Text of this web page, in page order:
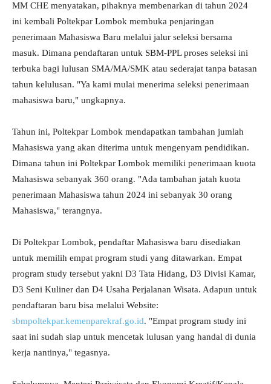
MM CHE menyatakan, pihaknya membenarkan di tahun 2024
ini kembali Poltekpar Lombok membuka penjaringan
penerimaan Mahasiswa Baru melalui jalur seleksi bersama
masuk. Dimana pendaftaran untuk SBM-PPL proses seleksi ini
terbuka bagi lulusan SMA/MA/SMK atau sederajat tanpa batasan
tahun kelulusan. "Ya kami mulai menerima seleksi penerimaan
mahasiswa baru," ungkapnya.
Tahun ini, Poltekpar Lombok mendapatkan tambahan jumlah
Mahasiswa yang akan diterima untuk mengenyam pendidikan.
Dimana tahun ini Poltekpar Lombok memiliki penerimaan kuota
Mahasiswa sebanyak 360 orang. "Ada tambahan jatah kuota
penerimaan Mahasiswa tahun 2024 ini sebanyak 30 orang
Mahasiswa," terangnya.
Di Poltekpar Lombok, pendaftar Mahasiswa baru disediakan
untuk memilih empat program studi yang ditawarkan. Empat
program study tersebut yakni D3 Tata Hidang, D3 Divisi Kamar,
D3 Seni Kuliner dan D4 Usaha Perjalanan Wisata. Adapun untuk
pendaftaran baru bisa melalui Website:
sbmpoltekpar.kemenparekraf.go.id. "Empat program study ini
saat ini sudah siap untuk mencetak lulusan yang handal di dunia
kerja nantinya," tegasnya.